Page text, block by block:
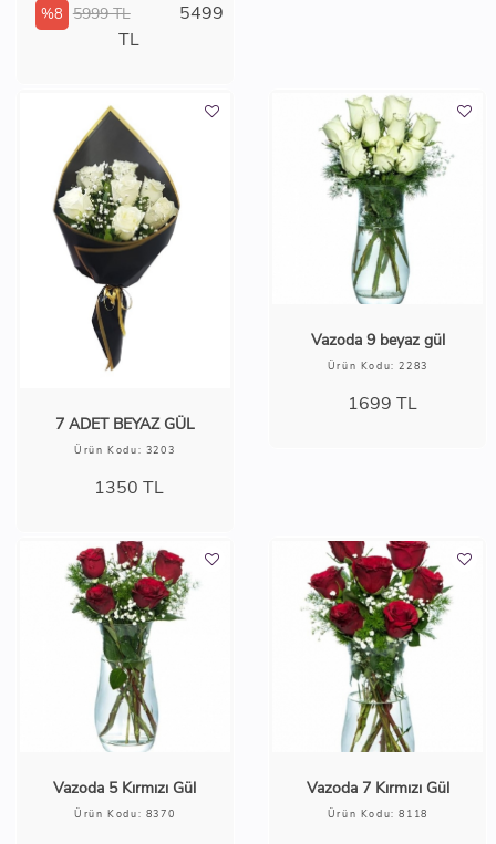
%8 5999 TL
5499
TL
7 ADET BEYAZ GÜL
Ürün Kodu: 3203
1350 TL
Vazoda 9 beyaz gül
Ürün Kodu: 2283
1699 TL
Vazoda 5 Kırmızı Gül
Ürün Kodu: 8370
Vazoda 7 Kırmızı Gül
Ürün Kodu: 8118